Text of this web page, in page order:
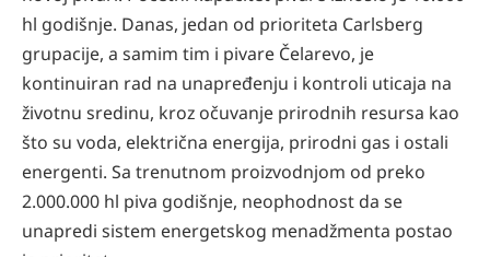
hl godišnje. Danas, jedan od prioriteta Carlsberg
grupacije, a samim tim i pivare Čelarevo, je
kontinuiran rad na unapređenju i kontroli uticaja na
životnu sredinu, kroz očuvanje prirodnih resursa kao
što su voda, električna energija, prirodni gas i ostali
energenti. Sa trenutnom proizvodnjom od preko
2.000.000 hl piva godišnje, neophodnost da se
unapredi sistem energetskog menadžmenta postao